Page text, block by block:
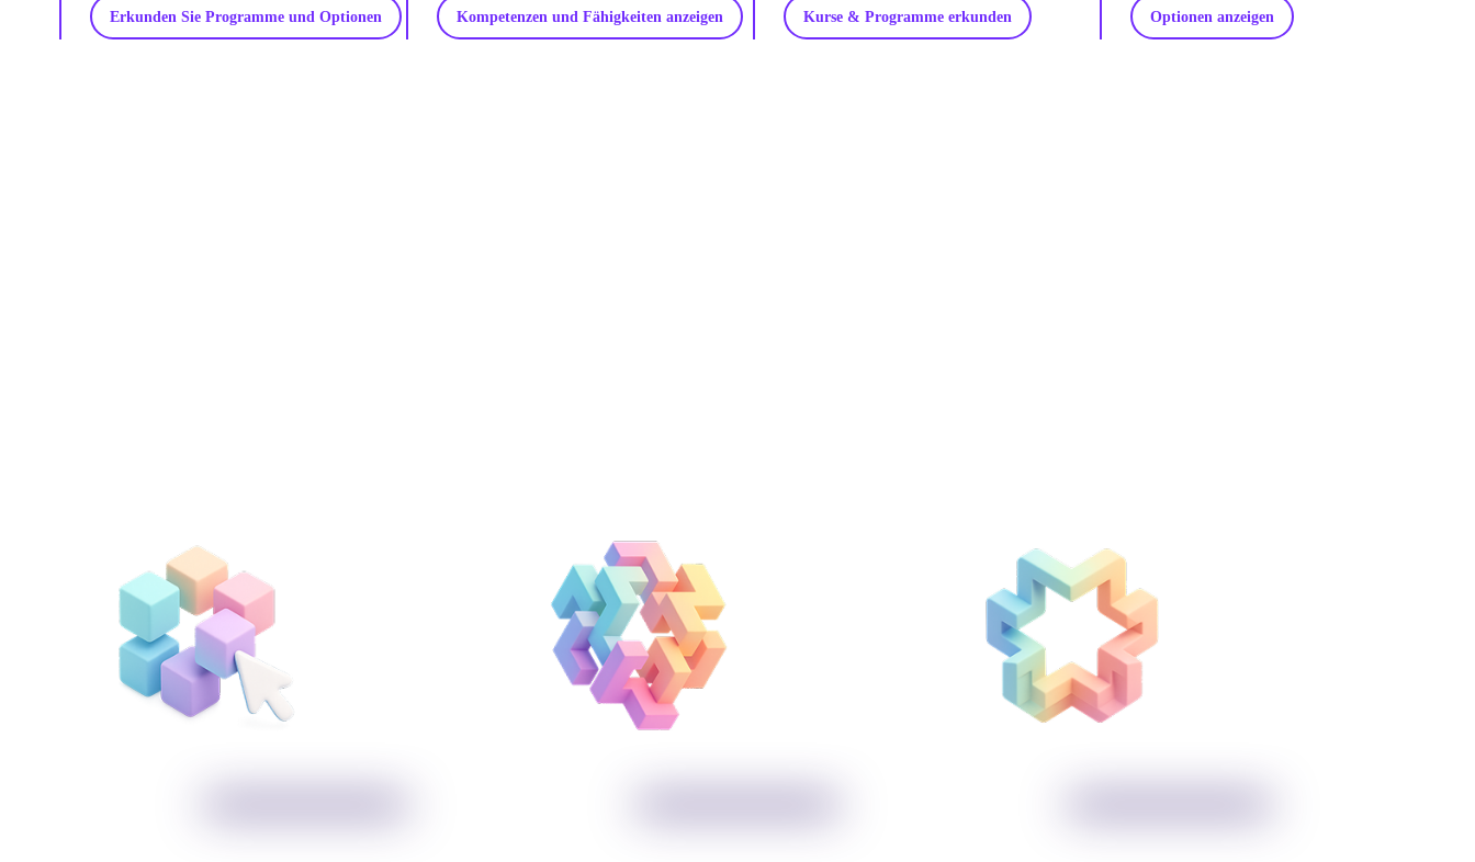
Erkunden Sie Programme und Optionen Kompetenzen und Fähigkeiten anzeigen Kurse & Programme erkunden Optionen anzeigen